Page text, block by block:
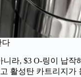
다
라, $3 O-링이 납작
활성탄 카트리지가